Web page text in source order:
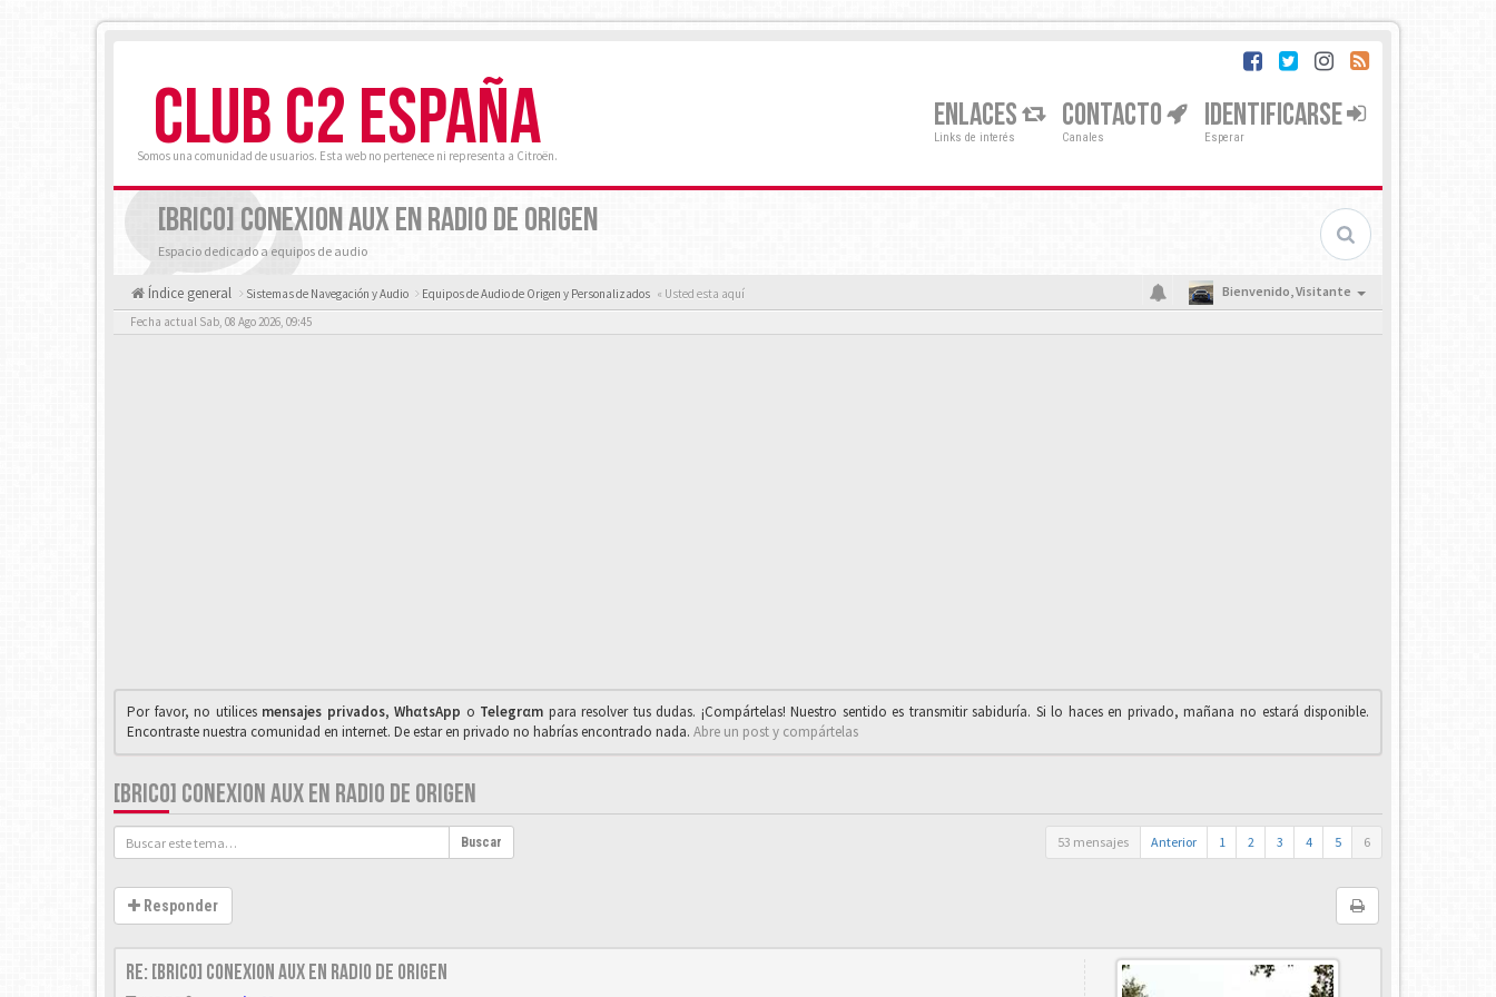
CLUB C2 ESPAÑA
Somos una comunidad de usuarios. Esta web no pertenece ni representa a Citroën.
ENLACES
Links de interés
CONTACTO
Canales
IDENTIFICARSE
Esperar
[BRICO] CONEXION AUX EN RADIO DE ORIGEN
Espacio dedicado a equipos de audio
Índice general Sistemas de Navegación y Audio Equipos de Audio de Origen y Personalizados « Usted esta aquí Bienvenido,Visitante
Fecha actual Sab, 08 Ago 2026, 09:45
Por favor, no utilices mensajes privados,WhαtsApp o Telegrαm para resolver tus dudas. ¡Compártelas! Nuestro sentido es transmitir sabiduría. Si lo haces en privado, mañana no estará disponible.
Encontraste nuestra comunidad en internet. De estar en privado no habrías encontrado nada. Abre un post y compártelas
[BRICO] CONEXION AUX EN RADIO DE ORIGEN
Buscar 53 mensajes Anterior 1 2 3 4 5 6
Responder
Re: [Brico] Conexion AUX en radio de origen